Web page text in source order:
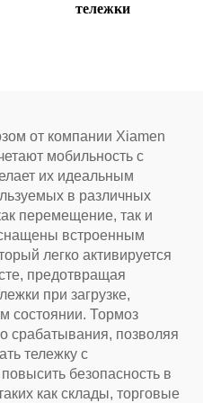
тележки
от компании Xiamen
мобильность с
их идеальным
в различных
перемещение, так и
встроенным
легко активируется
предотвращая
при загрузке,
состоянии. Тормоз
срабатывания, позволяя
тележку с
безопасность в
как склады, торговые